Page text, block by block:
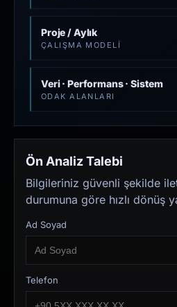
Proje / Aylık
ÇALIŞMA MODELI
Veri · Performans · Sistem
ODAK ALANLARI
Ön Analiz Talebi
Bilgileriniz güvenli şekilde
durumuna göre hızlı dönüş
Ad Soyad
Telefon